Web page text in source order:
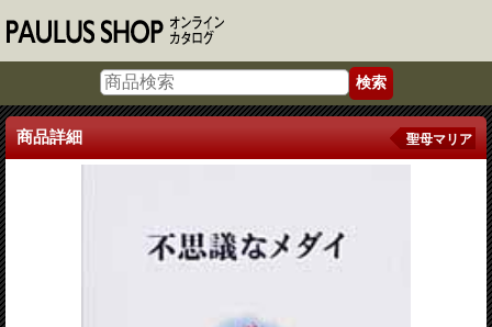
商品詳細 聖母マリア